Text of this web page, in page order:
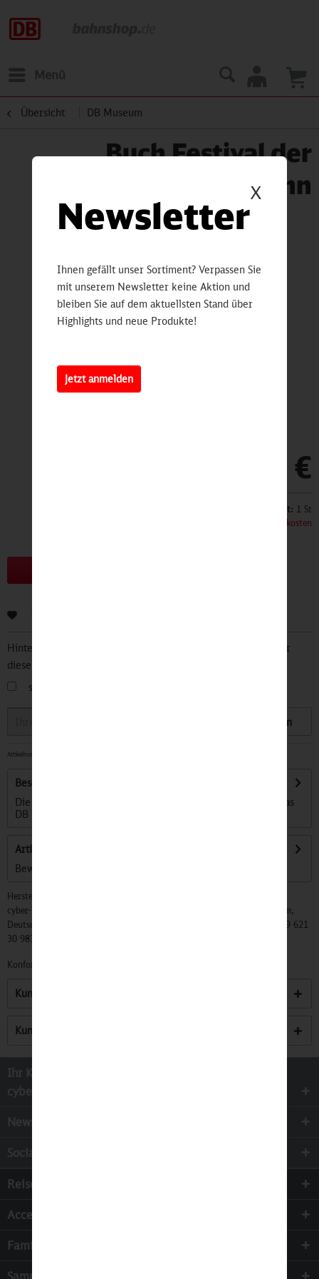
Menü
Übersicht DB Museum
Buch Festival der
Eisenbahn
24,90 €
Inhalt: 1 St
zzgl. Versandkosten
Hinterlegen Sie Ihre Email Adresse und bleiben Sie stets über
diesen Artikel informiert.
sobald der Artikel wieder
Speichern
Artikelnummer:
Beschreibung
Die schönsten Bilder zweier Festivals: 1999 und 2002 hat das
DB Museum zu großen...
Artikel bewerten
Bewertungen lesen, schreiben und diskutieren...
Hersteller:
cyber-Wear Heidelberg GmbH, Elsa-Brändström-Str. 4, 68229 Mannheim,
Deutschland, Info@mycybergroup.com, https://mycybergroup.com, +49 621
30 983 0
Konformitätserklärungen zu unseren Produkten finden Sie
Kunden kauften auch
Kunden haben sich ebenfalls angesehen
Ihr Kontakt zur
cyber-Wear Heidelberg GmbH
Newsletter
Socialmedia
Reisen
Accessoires
Familie & Kinder
Sammeln
X
Newsletter
Ihnen gefällt unser Sortiment? Verpassen Sie
mit unserem Newsletter keine Aktion und
bleiben Sie auf dem aktuellsten Stand über
Highlights und neue Produkte!
Jetzt anmelden